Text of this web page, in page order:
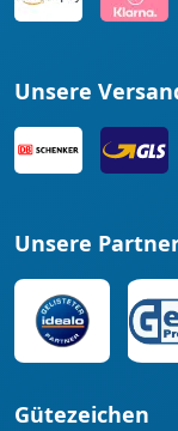
Unsere
Unsere
Gütezeichen